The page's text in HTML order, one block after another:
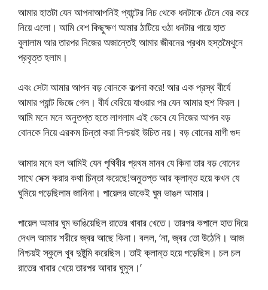
আমার হাতটা যেন আপনাআপনিই প্যান্টের নিচ থেকে ধনটাকে টেনে বের করে
নিয়ে এলো। আমি বেশ কিছুক্ষণ আমার ঠাটিয়ে ওঠা ধনটার গায়ে হাত
বুলালাম আর তারপর নিজের অজান্তেই আমার জীবনের প্রথম হস্তমৈথুনে
প্রবৃত্ত হলাম।
এবং সেটা আমার আপন বড় বোনকে কল্পনা করে! আর এক প্রস্থ বীর্যে
আমার প্যান্ট ভিজে গেল। বীর্য বেরিয়ে যাওয়ার পর যেন আমার হুশ ফিরল।
আমি মনে মনে অনুতপ্ত হতে লাগলাম এই ভেবে যে নিজের আপন বড়
বোনকে নিয়ে এরকম চিন্তা করা নিশ্চয়ই উচিত নয়। বড় বোনের মাগী গুদ
আমার মনে হল আমিই যেন পৃথিবীর প্রথম মানব যে কিনা তার বড় বোনের
সাথে সেক্স করার কথা চিন্তা করেছে!অনুতপ্ত আর ক্লান্ত হয়ে কখন যে
ঘুমিয়ে পড়েছিলাম জানিনা। পায়েলর ডাকেই ঘুম ভাঙল আমার।
পায়েল আমার ঘুম ভাঙিয়েছিল রাতের খাবার খেতে। তারপর কপালে হাত দিয়ে
দেখল আমার শরীরে জ্বর আছে কিনা। বলল, ‘না, জ্বর তো উঠেনি। আজ
নিশ্চয়ই স্কুলে খুব দুষ্টুমি করেছিস। তাই ক্লান্ত হয়ে পড়েছিস। চল চল
রাতের খাবার খেয়ে তারপর আবার ঘুমুস।’